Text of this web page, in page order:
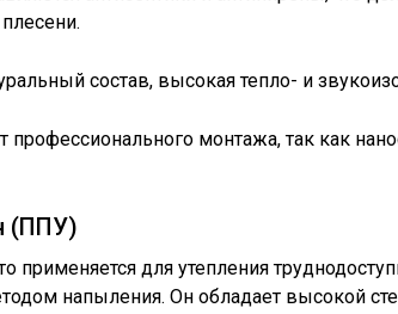
состав, высокая тепло- и
профессионального монтажа, так как
(ППУ)
применяется для утепления
напыления. Он обладает высокой